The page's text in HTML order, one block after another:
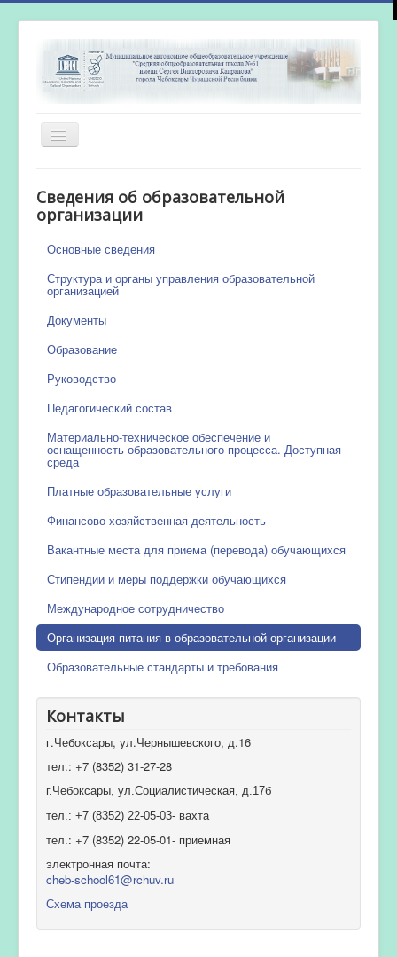
Включить/
выключить
Новости
Сведения об образовательной
организации
Основные сведения
Структура и органы управления образовательной
организацией
Документы
Образование
Руководство
Педагогический состав
Материально-техническое обеспечение и
оснащенность образовательного процесса. Доступная
среда
Платные образовательные услуги
Финансово-хозяйственная деятельность
Вакантные места для приема (перевода) обучающихся
Стипендии и меры поддержки обучающихся
Международное сотрудничество
Организация питания в образовательной организации
Образовательные стандарты и требования
Контакты
г.Чебоксары, ул.Чернышевского, д.16
тел.: +7 (8352) 31-27-28
г.Чебоксары, ул.Социалистическая, д.17б
тел.: +7 (8352) 22-05-03- вахта
тел.: +7 (8352) 22-05-01- приемная
электронная почта:
cheb-school61@rchuv.ru
Схема проезда